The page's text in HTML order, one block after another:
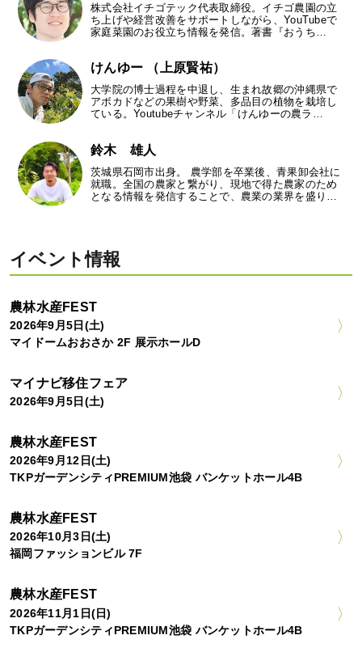
株式会社イチゴテック代表取締役。イチゴ農園の立
ち上げや経営改善をサポートしながら、YouTubeで
家庭菜園のお役立ち情報を発信。著書『おうち…
けんゆー （上原賢祐）
大学院の博士過程を中退し、生まれ故郷の沖縄県で
アボカドなどの果樹や野菜、多品目の植物を栽培し
ている。Youtubeチャンネル「けんゆーの農ラ…
鈴木 雄人
茨城県石岡市出身。 農学部を卒業後、青果卸会社に
就職。全国の農家と繋がり、現地で得た農家のため
となる情報を発信することで、農業の業界を盛り…
イベント情報
農林水産FEST
2026年9月5日(土)
マイドームおおさか 2F 展示ホールD
マイナビ移住フェア
2026年9月5日(土)
農林水産FEST
2026年9月12日(土)
TKPガーデンシティPREMIUM池袋 バンケットホール4B
農林水産FEST
2026年10月3日(土)
福岡ファッションビル 7F
農林水産FEST
2026年11月1日(日)
TKPガーデンシティPREMIUM池袋 バンケットホール4B